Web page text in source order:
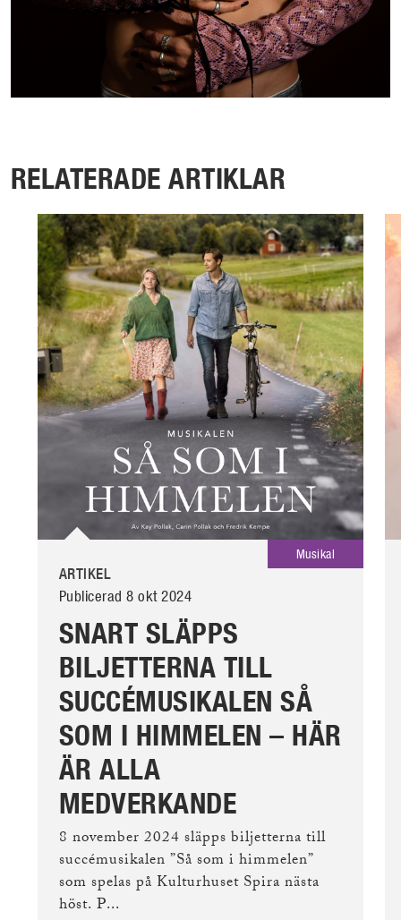
RELATERADE ARTIKLAR
Musikal
ARTIKEL
Publicerad 8 okt 2024
SNART SLÄPPS
BILJETTERNA TILL
SUCCÉMUSIKALEN SÅ
SOM I HIMMELEN – HÄR
ÄR ALLA
MEDVERKANDE
8 november 2024 släpps biljetterna till
succémusikalen ”Så som i himmelen”
som spelas på Kulturhuset Spira nästa
höst. P...